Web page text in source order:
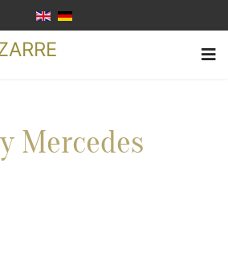
Mercedes